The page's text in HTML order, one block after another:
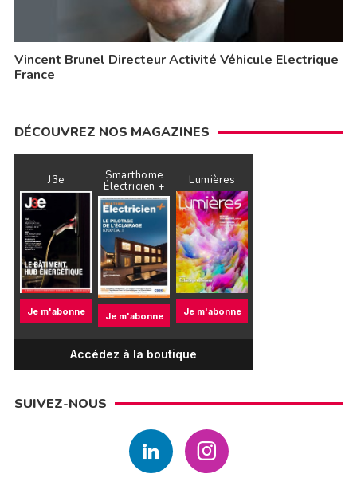
Vincent Brunel Directeur Activité Véhicule Electrique
France
DÉCOUVREZ NOS MAGAZINES
J3e
Je m'abonne
Smarthome
Électricien +
Je m'abonne
Lumières
Je m'abonne
Accédez à la boutique
SUIVEZ-NOUS